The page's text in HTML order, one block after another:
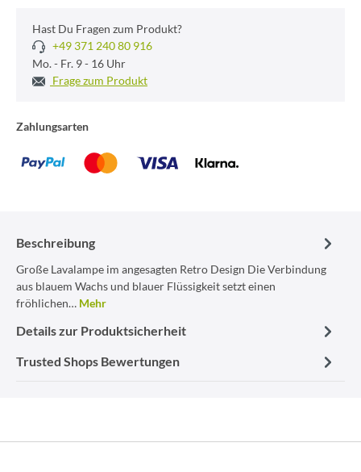
Hast Du Fragen zum Produkt?
+49 371 240 80 916
Mo. - Fr. 9 - 16 Uhr
Frage zum Produkt
Zahlungsarten
Beschreibung
Große Lavalampe im angesagten Retro Design Die Verbindung
aus blauem Wachs und blauer Flüssigkeit setzt einen
fröhlichen… Mehr
Details zur Produktsicherheit
Trusted Shops Bewertungen